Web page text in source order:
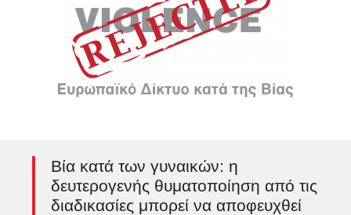
Βία κατά των γυναικών: η
δευτερογενής θυματοποίηση από τις
διαδικασίες μπορεί να αποφευχθεί